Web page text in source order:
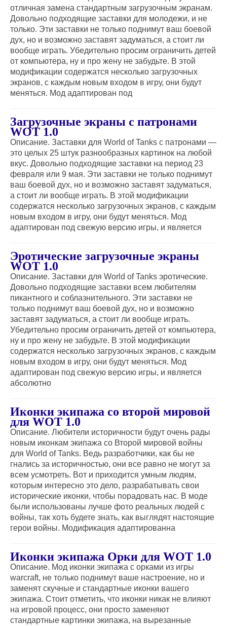
отличная замена стандартным загрузочным экранам.
Довольно подходящие заставки для молодежи, и не
только. Эти заставки не только поднимут ваш боевой
дух, но и возможно заставят задуматься, а стоит ли
вообще играть. Убедительно просим ограничить детей
от компьютера, ну и про жену не забудьте. В этой
модификации содержатся несколько загрузочных
экранов, с каждым новым входом в игру, они будут
меняться. Мод адаптирован под
Загрузочные экраны c патронами
WOT 1.0
Описание. Заставки для World of Tanks с патронами —
это целых 25 штук разнообразных картинок на любой
вкус. Довольно подходящие заставки на период 23
февраля или 9 мая. Эти заставки не только поднимут
ваш боевой дух, но и возможно заставят задуматься,
а стоит ли вообще играть. В этой модификации
содержатся несколько загрузочных экранов, с каждым
новым входом в игру, они будут меняться. Мод
адаптирован под свежую версию игры, и является
Эротические загрузочные экраны
WOT 1.0
Описание. Заставки для World of Tanks эротические.
Довольно подходящие заставки всем любителям
пикантного и соблазнительного. Эти заставки не
только поднимут ваш боевой дух, но и возможно
заставят задуматься, а стоит ли вообще играть.
Убедительно просим ограничить детей от компьютера,
ну и про жену не забудьте. В этой модификации
содержатся несколько загрузочных экранов, с каждым
новым входом в игру, они будут меняться. Мод
адаптирован под свежую версию игры, и является
абсолютно
Иконки экипажа со второй мировой
для WOT 1.0
Описание. Любители историчности будут очень рады
новым иконкам экипажа со Второй мировой войны
для World of Tanks. Ведь разработчики, как бы не
гнались за историчностью, они все равно не могут за
всем усмотреть. Вот и приходится умным людям,
которым интересно это дело, разрабатывать свои
исторические иконки, чтобы порадовать нас. В моде
были использованы лучше фото реальных людей с
войны, так хоть будете знать, как выглядят настоящие
герои войны. Модификация адаптированна
Иконки экипажа Орки для WOT 1.0
Описание. Мод иконки экипажа с орками из игры
warcraft, не только поднимут ваше настроение, но и
заменят скучные и стандартные иконки вашего
экипажа. Стоит отметить, что иконки никак не влияют
на игровой процесс, они просто заменяют
стандартные картинки экипажа, на вырезанные